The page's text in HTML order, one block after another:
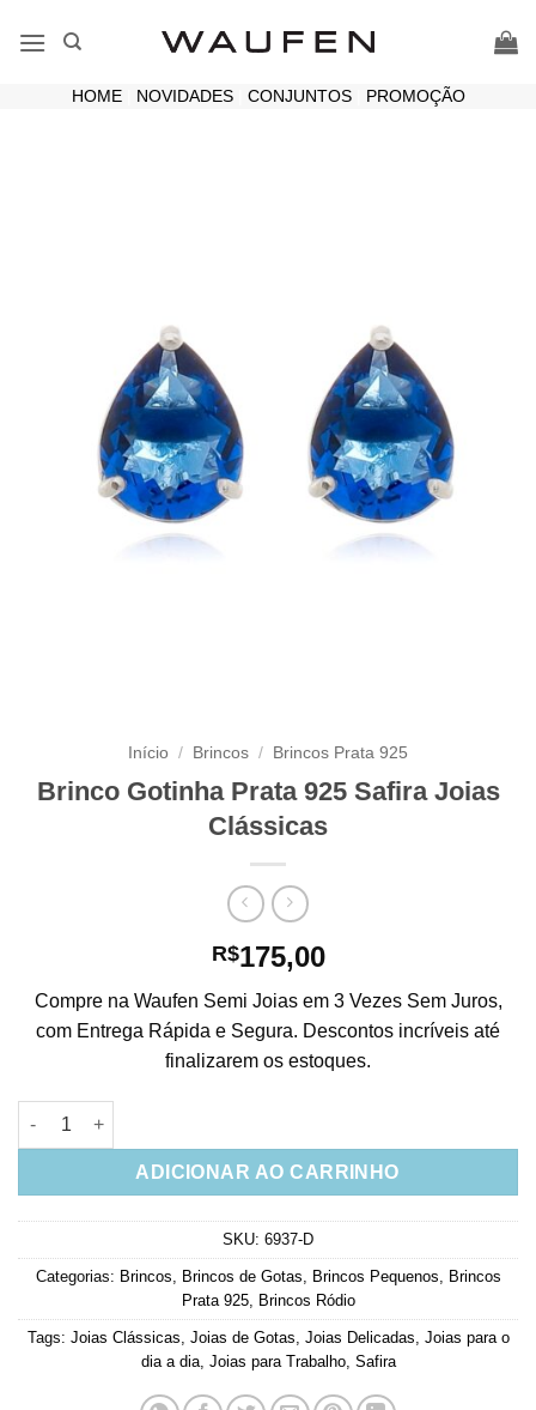
HOME| NOVIDADES| CONJUNTOS| PROMOÇÃO
Início / Brincos / Brincos Prata 925
Brinco Gotinha Prata 925 Safira Joias
Clássicas
R$175,00
Compre na Waufen Semi Joias em 3 Vezes Sem Juros,
com Entrega Rápida e Segura. Descontos incríveis até
finalizarem os estoques.
Brinco Gotinha Prata 925 Safira Joias Clássicas quantidade
ADICIONAR AO CARRINHO
SKU: 6937-D
Categorias: Brincos Brincos de Gotas Brincos Pequenos
Brincos
Prata 925, Brincos Ródio
Tags: Joias Clássicas Joias de Gotas Joias Delicadas Joias para o
dia a dia, Joias para Trabalho, Safira